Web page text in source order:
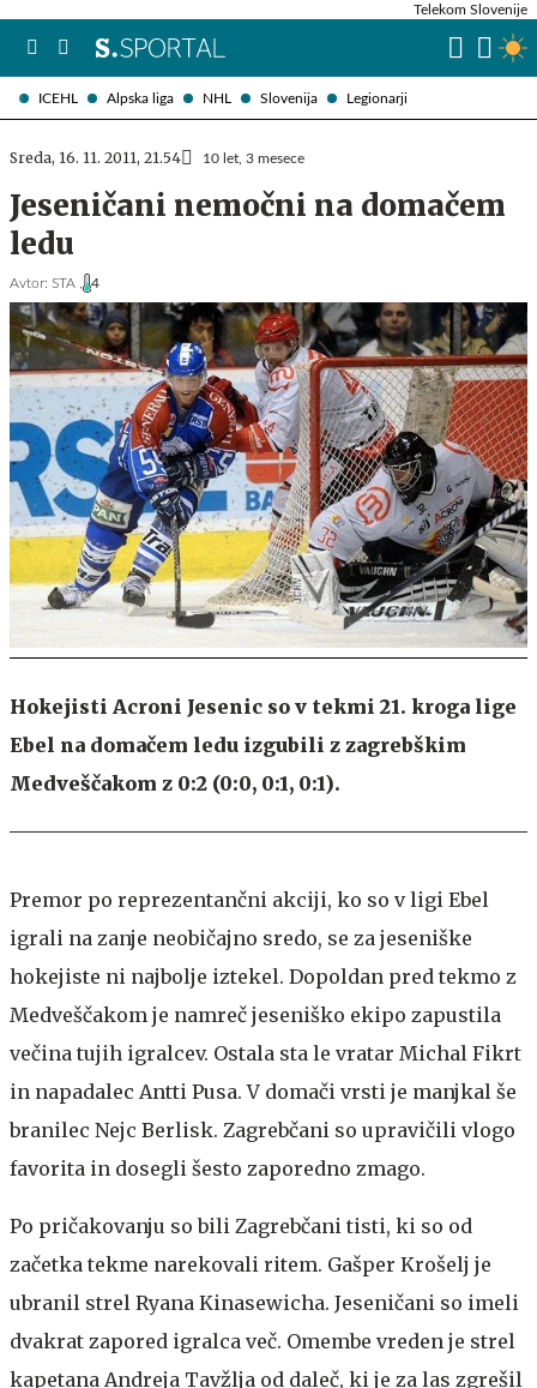
ICEHL Alpska liga NHL Slovenija Legionarji
Telekom Slovenije
Sreda, 16. 11. 2011, 21.54 10 let, 3 mesece
Jeseničani nemočni na domačem
ledu
Avtor: STA , 4
Hokejisti Acroni Jesenic so v tekmi 21. kroga lige
Ebel na domačem ledu izgubili z zagrebškim
Medveščakom z 0:2 (0:0, 0:1, 0:1).
Premor po reprezentančni akciji, ko so v ligi Ebel
igrali na zanje neobičajno sredo, se za jeseniške
hokejiste ni najbolje iztekel. Dopoldan pred tekmo z
Medveščakom je namreč jeseniško ekipo zapustila
večina tujih igralcev. Ostala sta le vratar Michal Fikrt
in napadalec Antti Pusa. V domači vrsti je manjkal še
branilec Nejc Berlisk. Zagrebčani so upravičili vlogo
favorita in dosegli šesto zaporedno zmago.
Po pričakovanju so bili Zagrebčani tisti, ki so od
začetka tekme narekovali ritem. Gašper Krošelj je
ubranil strel Ryana Kinasewicha. Jeseničani so imeli
dvakrat zapored igralca več. Omembe vreden je strel
kapetana Andreja Tavžlja od daleč, ki je za las zgrešil